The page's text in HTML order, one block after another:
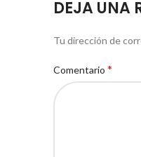
DEJA UNA
Tu dirección de
Comentario *